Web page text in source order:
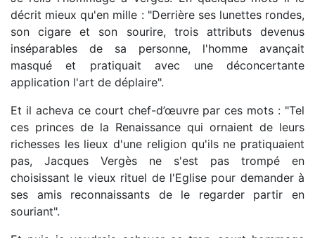
décrit mieux qu'en mille : "Derrière ses lunettes rondes,
son cigare et son sourire, trois attributs devenus
inséparables de sa personne, l'homme avançait
masqué et pratiquait avec une déconcertante
application l'art de déplaire".
Et il acheva ce court chef-d’œuvre par ces mots : "Tel
ces princes de la Renaissance qui ornaient de leurs
richesses les lieux d'une religion qu'ils ne pratiquaient
pas, Jacques Vergès ne s'est pas trompé en
choisissant le vieux rituel de l'Eglise pour demander à
ses amis reconnaissants de le regarder partir en
souriant".